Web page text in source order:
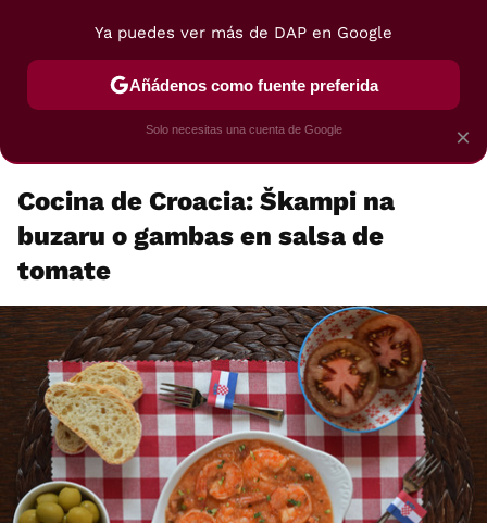
la marca que se menciona
+info
Cocina de Croacia: Škampi na
buzaru o gambas en salsa de
tomate
×
Ya puedes ver más de DAP en Google
Añádenos como fuente preferida
Solo necesitas una cuenta de Google